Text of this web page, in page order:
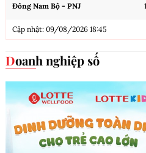
Đông Nam Bộ - PNJ
Cập nhật: 09/08/2026 18:45
Doanh nghiệp số